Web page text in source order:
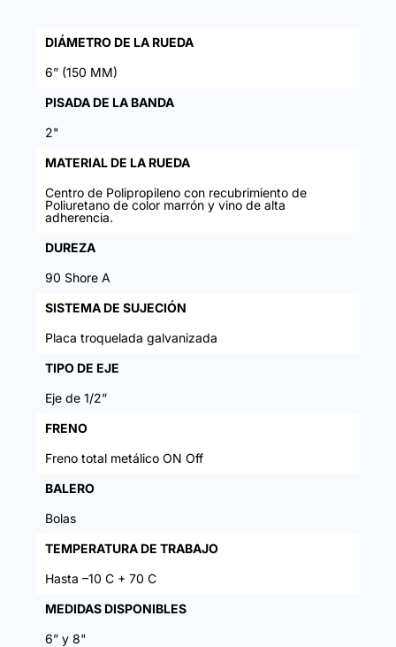
DIÁMETRO DE LA RUEDA
6” (150 MM)
PISADA DE LA BANDA
2"
MATERIAL DE LA RUEDA
Centro de Polipropileno con recubrimiento de
Poliuretano de color marrón y vino de alta
adherencia.
DUREZA
90 Shore A
SISTEMA DE SUJECIÓN
Placa troquelada galvanizada
TIPO DE EJE
Eje de 1/2”
FRENO
Freno total metálico ON Off
BALERO
Bolas
TEMPERATURA DE TRABAJO
Hasta –10 C + 70 C
MEDIDAS DISPONIBLES
6” y 8"